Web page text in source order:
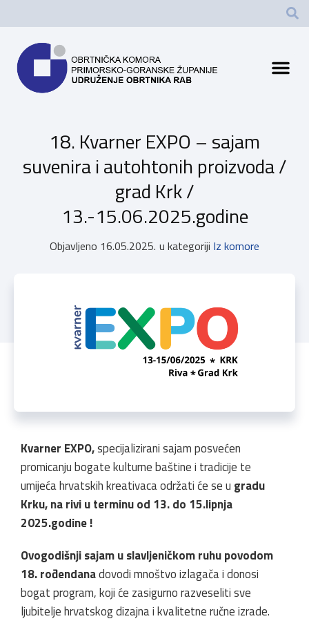
18. Kvarner EXPO – sajam
suvenira i autohtonih proizvoda /
grad Krk /
13.-15.06.2025.godine
Objavljeno 16.05.2025. u kategoriji Iz komore
Kvarner EXPO,specijalizirani sajam posvećen
promicanju bogate kulturne baštine i tradicije te
umijeća hrvatskih kreativaca održati će se u gradu
Krku, na rivi u terminu od 13. do 15.lipnja
2025.godine !
Ovogodišnji sajam u slavljeničkom ruhu povodom
18. rođendanadovodi mnoštvo izlagača i donosi
bogat program, koji će zasigurno razveseliti sve
ljubitelje hrvatskog dizajna i kvalitetne ručne izrade.